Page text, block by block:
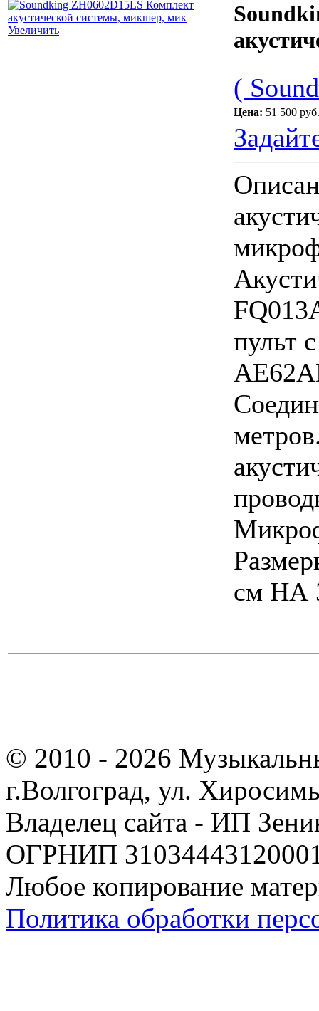
Увеличить
(
Цена: 51 500 руб.
пульт
см НА
© 2010 - 2026
г.Волгоград, ул.
Владелец сайта - ИП
ОГРНИП
Любое копирование
Политика обработки